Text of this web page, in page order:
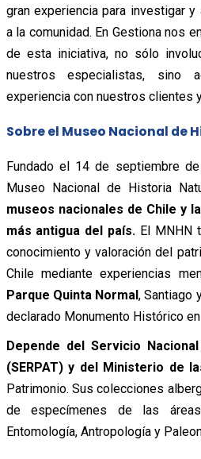
gran experiencia para investigar
a la comunidad. En Gestiona nos
de esta iniciativa, no sólo
nuestros especialistas, sino
experiencia con nuestros clientes
Sobre el Museo Nacional de
Fundado el 14 de septiembre
Museo Nacional de Historia
museos nacionales de Chile y
más antigua del país. El MNHN
conocimiento y valoración del
Chile mediante experiencias
Parque Quinta Normal, Santiago
declarado Monumento Histórico
Depende del Servicio
(SERPAT) y del Ministerio de
Patrimonio. Sus colecciones
de especímenes de las
Entomología, Antropología y